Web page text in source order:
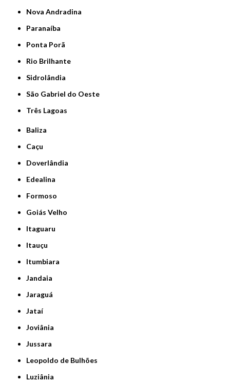
Nova Andradina
Paranaíba
Ponta Porã
Rio Brilhante
Sidrolândia
São Gabriel do Oeste
Três Lagoas
Baliza
Caçu
Doverlândia
Edealina
Formoso
Goiás Velho
Itaguaru
Itauçu
Itumbiara
Jandaia
Jaraguá
Jataí
Joviânia
Jussara
Leopoldo de Bulhões
Luziânia